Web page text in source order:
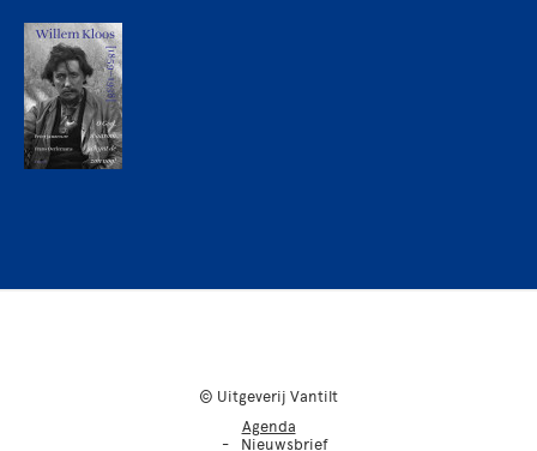
© Uitgeverij Vantilt
Agenda
Nieuwsbrief